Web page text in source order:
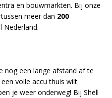
en bouwmarkten. Bij onze
meer dan 200
Nederland.
nog een lange afstand af te
volle accu thuis wilt
je weer onderweg! Bij Shell